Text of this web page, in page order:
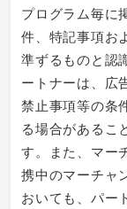
プログラム毎に
件、特記事項お
準ずるものと認
ートナーは、広
禁止事項等の条
る場合があるこ
す。また、マー
携中のマーチャ
おいても、パー